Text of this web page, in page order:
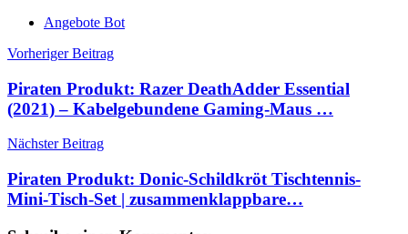
Angebote Bot
Beitragsnavigation
Vorheriger Beitrag
Piraten Produkt: Razer DeathAdder Essential
(2021) – Kabelgebundene Gaming-Maus …
Nächster Beitrag
Piraten Produkt: Donic-Schildkröt Tischtennis-
Mini-Tisch-Set | zusammenklappbare…